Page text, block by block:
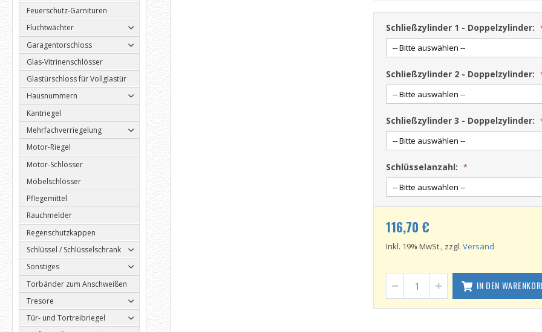
Schließzylinder 1 - Doppelzylinder:
Schließzylinder 2 - Doppelzylinder:
Schließzylinder 3 - Doppelzylinder:
Schlüsselanzahl:
116,70 €
Inkl. 19% MwSt., zzgl.Versand
IN DEN
Feuerschutz-Garnituren
Fluchtwächter
Garagentorschloss
Glas-Vitrinenschlösser
Glastürschloss für Vollglastür
Hausnummern
Kantriegel
Mehrfachverriegelung
Motor-Riegel
Motor-Schlösser
Möbelschlösser
Pflegemittel
Rauchmelder
Regenschutzkappen
Schlüssel / Schlüsselschrank
Sonstiges
Torbänder zum Anschweißen
Tresore
Tür- und Tortreibriegel